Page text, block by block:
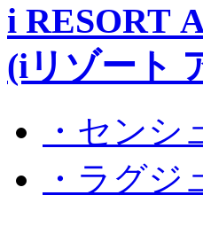
i RESORT
(iリゾート
・センシ
・ラグジ